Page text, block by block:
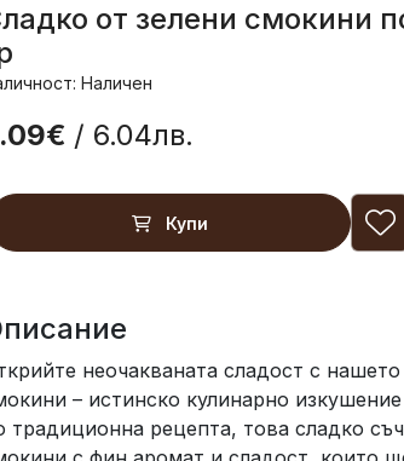
от зелени смокини
Наличен
/ 6.04лв.
Купи
неочакваната сладост с
– истинско кулинарно
традиционна рецепта, това сладко